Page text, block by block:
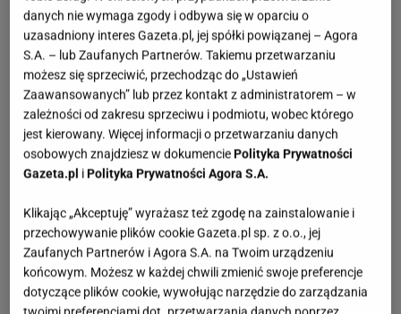
danych nie wymaga zgody i odbywa się w oparciu o
uzasadniony interes Gazeta.pl, jej spółki powiązanej – Agora
S.A. – lub Zaufanych Partnerów. Takiemu przetwarzaniu
możesz się sprzeciwić, przechodząc do „Ustawień
Zaawansowanych” lub przez kontakt z administratorem – w
zależności od zakresu sprzeciwu i podmiotu, wobec którego
jest kierowany. Więcej informacji o przetwarzaniu danych
osobowych znajdziesz w dokumenciePolityka Prywatności
Gazeta.pl iPolityka Prywatności Agora S.A.
Klikając „Akceptuję” wyrażasz też zgodę na zainstalowanie i
przechowywanie plików cookie Gazeta.pl sp. z o.o., jej
Zaufanych Partnerów i Agora S.A. na Twoim urządzeniu
końcowym. Możesz w każdej chwili zmienić swoje preferencje
dotyczące plików cookie, wywołując narzędzie do zarządzania